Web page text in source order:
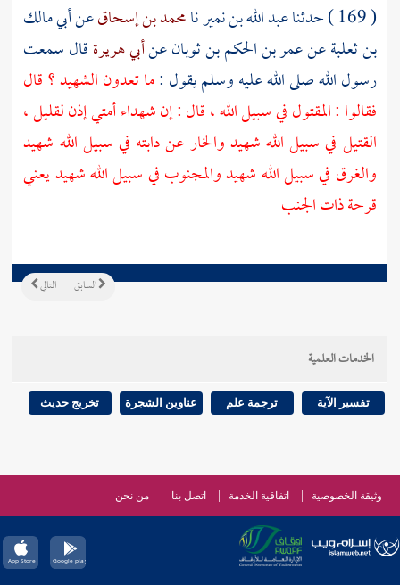
( 169 ) حدثنا
عبد الله بن نميرنامحمد بن إسحاقعنأبي مالك
بن ثعلبةعنعمر بن الحكم بن ثوبانعنأبي هريرةقال سمعت
رسول الله صلى الله عليه وسلم يقول :ما تعدون الشهيد ؟ قال
فقالوا : المقتول في سبيل الله ، قال : إن شهداء أمتي إذن لقليل ،
القتيل في سبيل الله شهيد والخار عن دابته في سبيل الله شهيد
والغرق في سبيل الله شهيد والمجنوب في سبيل الله شهيد يعني
قرحة ذات الجنب
التالي السابق
الخدمات العلمية
تفسير الآية ترجمة علم عناوين الشجرة تخريج حديث
وثيقة الخصوصية اتفاقية الخدمة اتصل بنا من نحن